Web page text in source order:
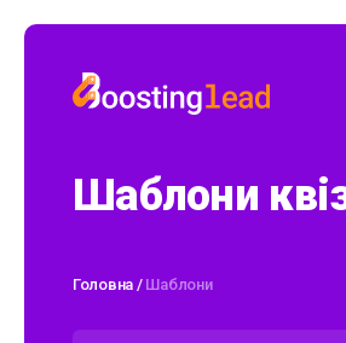
Шаблони
Головна / Шаблони